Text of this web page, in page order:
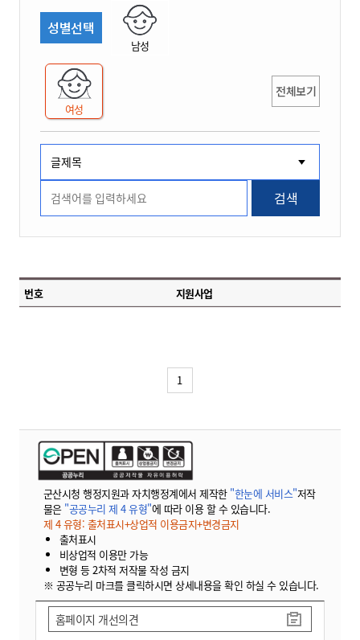
성별선택
남성
여성
전체보기
검색
번호 지원사업
1
군산시청 행정지원과 자치행정계에서 제작한 "한눈에 서비스"저작
물은 "공공누리 제 4 유형"에 따라 이용 할 수 있습니다.
제 4 유형: 출처표시+상업적 이용금지+변경금지
출처표시
비상업적 이용만 가능
변형 등 2차적 저작물 작성 금지
※ 공공누리 마크를 클릭하시면 상세내용을 확인 하실 수 있습니다.
홈페이지 개선의견